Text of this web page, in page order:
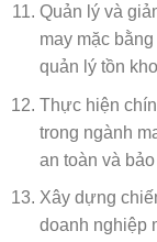
Quản lý và
may mặc
quản lý tồn
Thực hiện
trong ngành
an toàn và
Xây dựng
doanh nghiệp